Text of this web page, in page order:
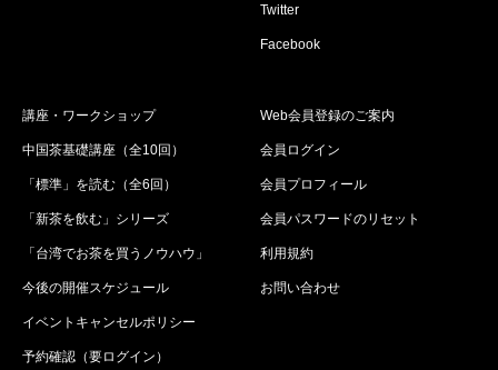
Twitter
Facebook
講座・ワークショップ
中国茶基礎講座（全10回）
「標準」を読む（全6回）
「新茶を飲む」シリーズ
「台湾でお茶を買うノウハウ」
今後の開催スケジュール
イベントキャンセルポリシー
予約確認（要ログイン）
Web会員登録のご案内
会員ログイン
会員プロフィール
会員パスワードのリセット
利用規約
お問い合わせ